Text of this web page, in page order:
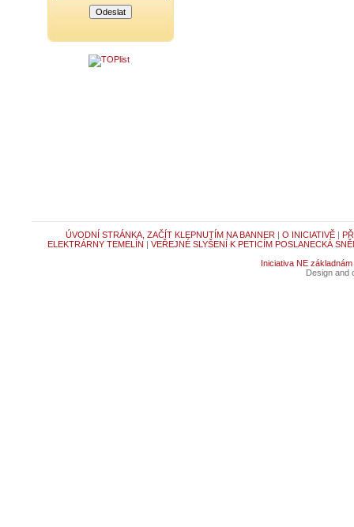
ÚVODNÍ STRÁNKA, ZAČÍT KLEPNUTÍM NA BANNER | O INICIATIVĚ|
ELEKTRÁRNY TEMELÍN | VEŘEJNÉ SLYŠENÍ K PETICÍM POSLANECKÁ
Iniciativa NE základnám
Design and